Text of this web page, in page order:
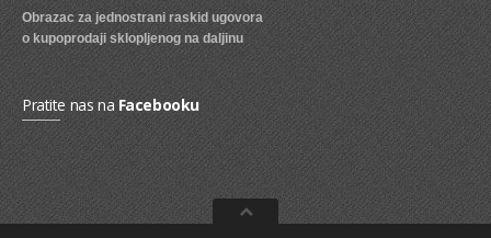
COKOLADE
KREMOVI
BOMBONJERE I PRALINE
MALE COKOLADE I BAROVI
KEKSOVI
KEKS STRUDLE
Obrazac za jednostrani raskid ugovora
o kupoprodaji sklopljenog na daljinu
Pratite nas na Facebooku